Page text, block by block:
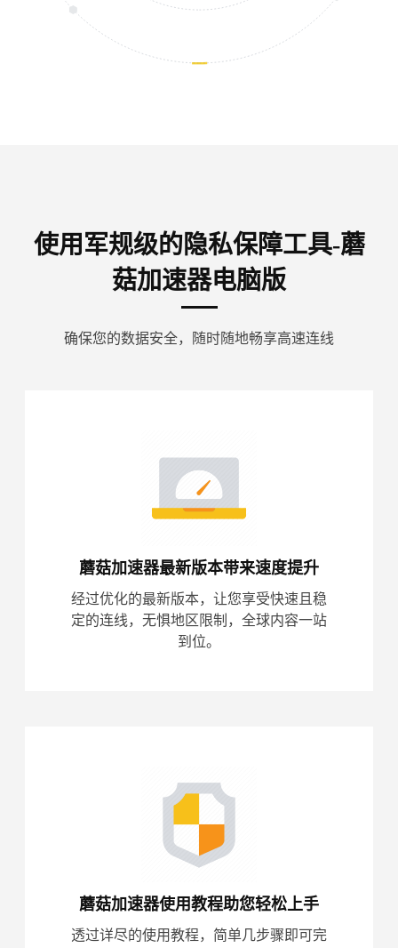
使用军规级的隐私保障工具-蘑
菇加速器电脑版
确保您的数据安全，随时随地畅享高速连线
蘑菇加速器最新版本带来速度提升
经过优化的最新版本，让您享受快速且稳
定的连线，无惧地区限制，全球内容一站
到位。
蘑菇加速器使用教程助您轻松上手
透过详尽的使用教程，简单几步骤即可完